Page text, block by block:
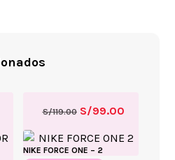
NIKE FORCE ONE – 2
S/119.00 S/99.00